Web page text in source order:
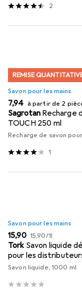
2
REMISE
Savon pour les mains
EUR
7,94 à partir de 2
Sagrotan Recharge
TOUCH 250 ml
Recharge de savon
1
Savon pour les mains
EUR
15,90 EUR
15,90/1l
Tork Savon liquide
pour les
Savon liquide, 1000 ml